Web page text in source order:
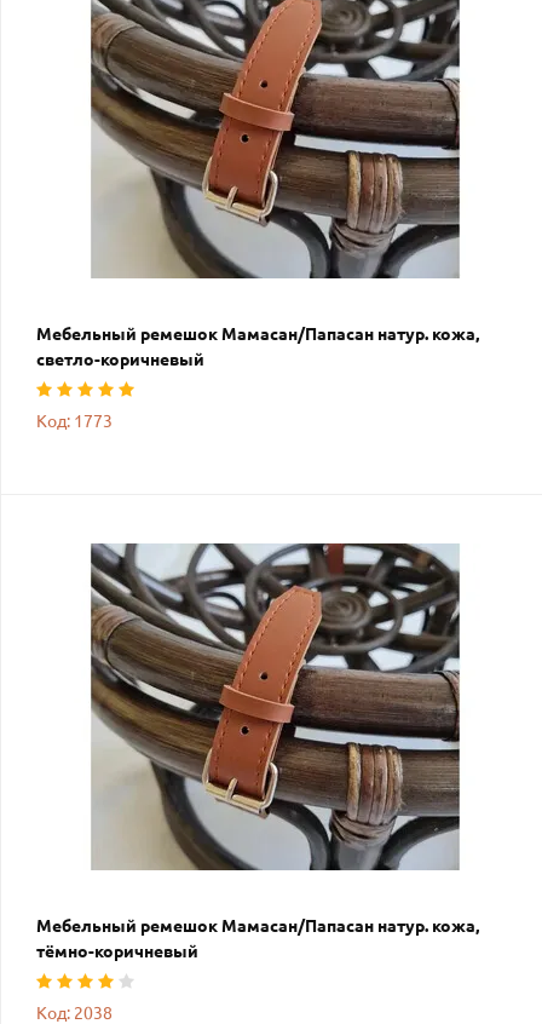
Мебельный ремешок Мамасан/Папасан натур. кожа,
светло-коричневый
Код: 1773
Мебельный ремешок Мамасан/Папасан натур. кожа,
тёмно-коричневый
Код: 2038